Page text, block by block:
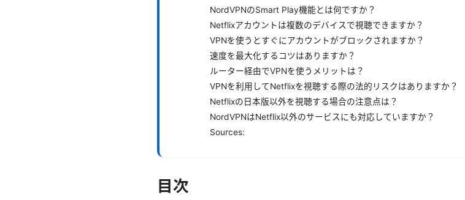
NordVPNのSmart Play機能とは何ですか？
Netflixアカウントは複数のデバイスで視聴できますか？
VPNを使うとすぐにアカウントがブロックされますか？
速度を最大化するコツはありますか？
ルーター経由でVPNを使うメリットは？
VPNを利用してNetflixを視聴する際の法的リスクはありますか？
Netflixの日本版以外を視聴する場合の注意点は？
NordVPNはNetflix以外のサービスにも対応していますか？
Sources:
目次